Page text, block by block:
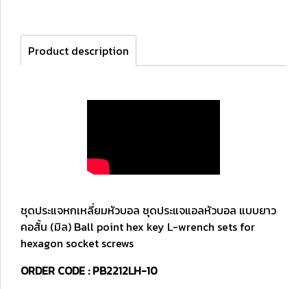
Product description
ชุดประแจหกเหลี่ยมหัวบอล ชุดประแจแอลหัวบอล แบบยาว
คอสั้น (มิล) Ball point hex key L-wrench sets for
hexagon socket screws
ORDER CODE : PB2212LH-10